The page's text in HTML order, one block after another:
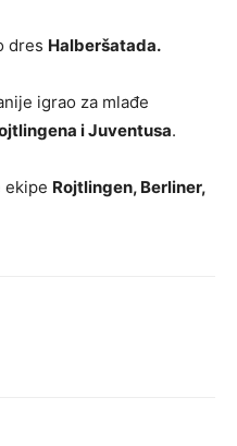
dres Halberšatada.
igrao za mlađe
i Juventusa.
ekipe Rojtlingen, Berliner,